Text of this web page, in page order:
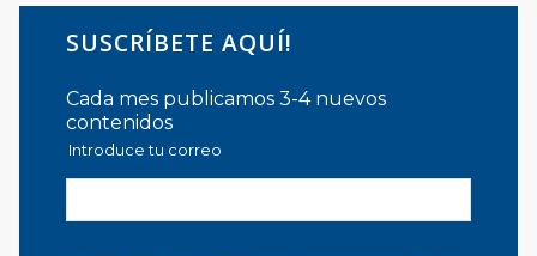
SUSCRÍBETE AQUÍ!
Cada mes publicamos 3-4 nuevos
contenidos
Introduce tu correo